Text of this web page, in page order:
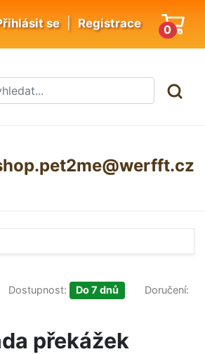
se| Registrace 0
Dostupnost: Do 7 dnů
Doručení:
překážek